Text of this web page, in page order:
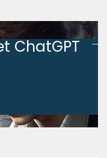
ChatGPT